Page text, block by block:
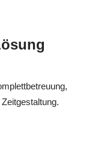
Zeitgestaltung.